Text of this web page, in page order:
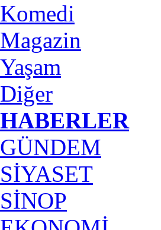
Komedi
Magazin
Yaşam
Diğer
HABERLER
GÜNDEM
SİYASET
SİNOP